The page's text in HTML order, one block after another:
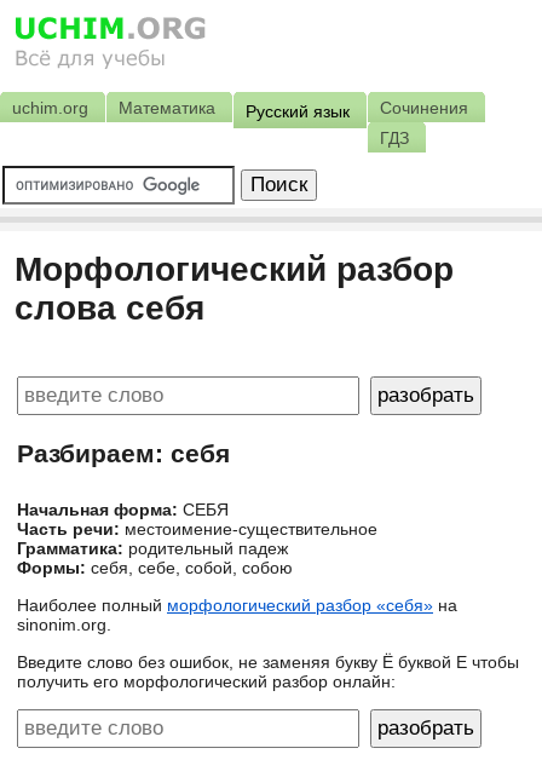
uchim.org Математика Русский язык
Сочинения
ГДЗ
Морфологический разбор
слова себя
Разбираем: себя
Начальная форма: СЕБЯ
Часть речи: местоимение-существительное
Грамматика: родительный падеж
Формы: себя, себе, собой, собою
Наиболее полный морфологический разбор «себя» на
sinonim.org.
Введите слово без ошибок, не заменяя букву Ё буквой Е чтобы
получить его морфологический разбор онлайн: